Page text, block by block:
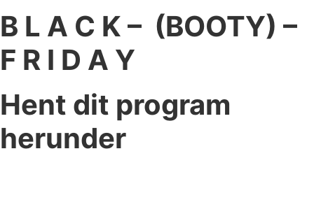
B L A C K – (BOOTY) –
F R I D A Y
Hent dit program
herunder